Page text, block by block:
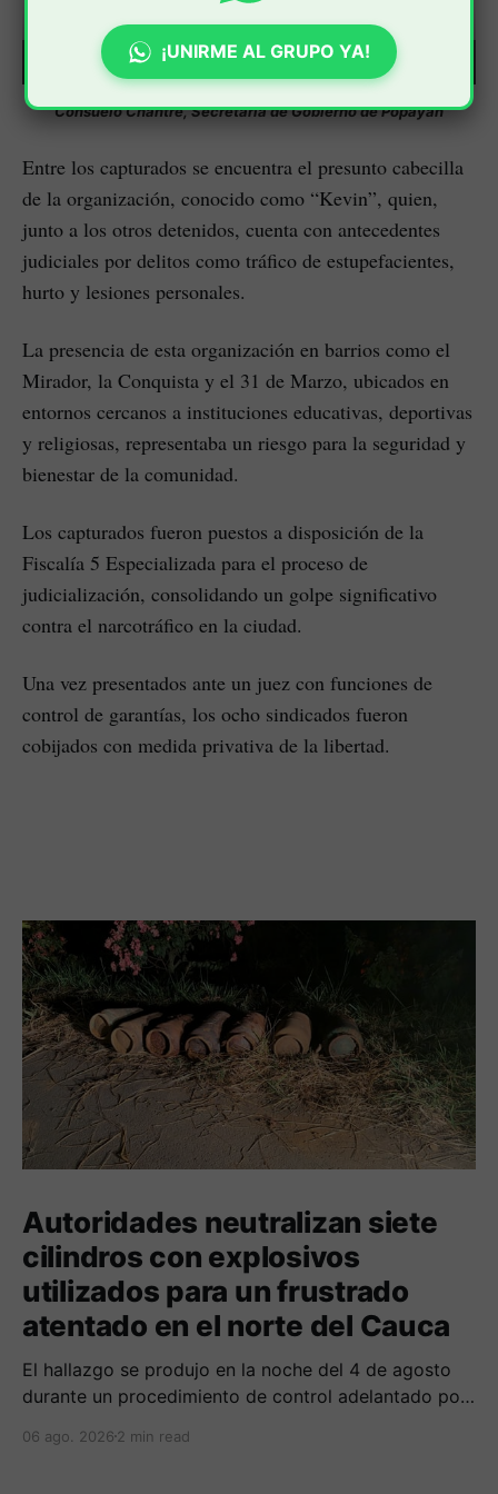
/ 0:30 1×
Consuelo Chantre, Secretaria de Gobierno de Popayán
Entre los capturados se encuentra el presunto cabecilla
de la organización, conocido como “Kevin”, quien,
junto a los otros detenidos, cuenta con antecedentes
judiciales por delitos como tráfico de estupefacientes,
hurto y lesiones personales.
La presencia de esta organización en barrios como el
Mirador, la Conquista y el 31 de Marzo, ubicados en
entornos cercanos a instituciones educativas, deportivas
y religiosas, representaba un riesgo para la seguridad y
bienestar de la comunidad.
Los capturados fueron puestos a disposición de la
Fiscalía 5 Especializada para el proceso de
judicialización, consolidando un golpe significativo
contra el narcotráfico en la ciudad.
Una vez presentados ante un juez con funciones de
control de garantías, los ocho sindicados fueron
cobijados con medida privativa de la libertad.
Autoridades neutralizan siete
cilindros con explosivos
utilizados para un frustrado
atentado en el norte del Cauca
El hallazgo se produjo en la noche del 4 de agosto
durante un procedimiento de control adelantado por
06 ago. 2026 2 min read
¡UNIRME AL GRUPO YA!